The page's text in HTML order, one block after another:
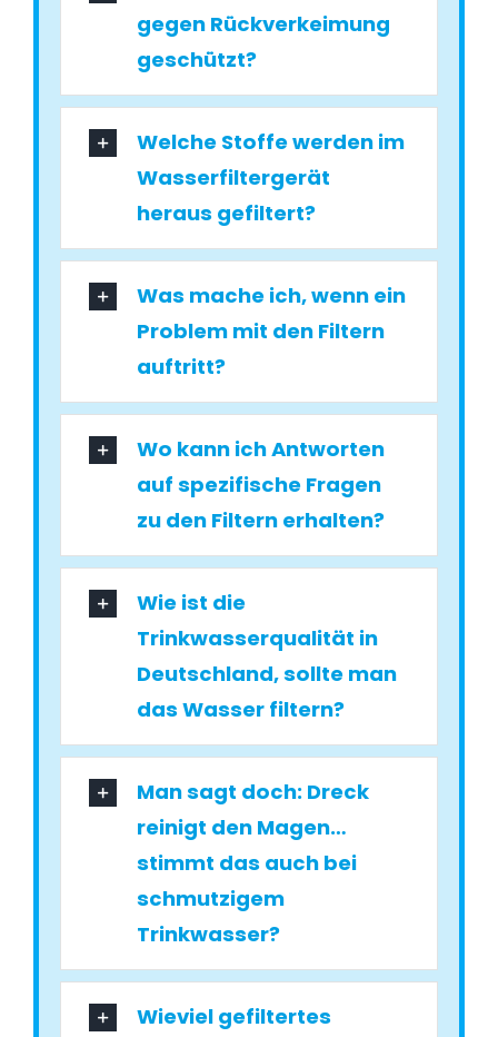
gegen Rückverkeimung
geschützt?
Welche Stoffe werden im
Wasserfiltergerät
heraus gefiltert?
Was mache ich, wenn ein
Problem mit den Filtern
auftritt?
Wo kann ich Antworten
auf spezifische Fragen
zu den Filtern erhalten?
Wie ist die
Trinkwasserqualität in
Deutschland, sollte man
das Wasser filtern?
Man sagt doch: Dreck
reinigt den Magen…
stimmt das auch bei
schmutzigem
Trinkwasser?
Wieviel gefiltertes